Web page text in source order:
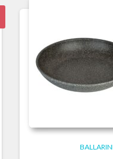
BALLARINI